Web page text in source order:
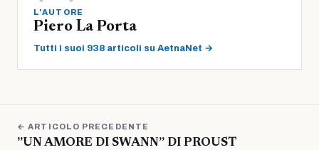
L'AUTORE
Piero La Porta
Tutti i suoi 938 articoli su AetnaNet →
← ARTICOLO PRECEDENTE
”UN AMORE DI SWANN” DI PROUST